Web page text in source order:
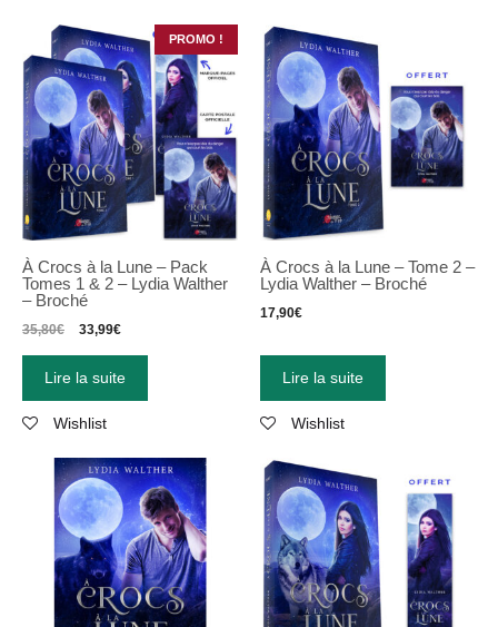
PROMO !
À Crocs à la Lune – Pack
Tomes 1 & 2 – Lydia Walther
– Broché
35,80€ 33,99€
Lire la suite
Wishlist
À Crocs à la Lune – Tome 2 –
Lydia Walther – Broché
17,90€
Lire la suite
Wishlist